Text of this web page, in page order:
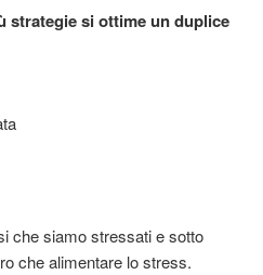
strategie si ottime un duplice
che siamo stressati e sotto
che alimentare lo stress.